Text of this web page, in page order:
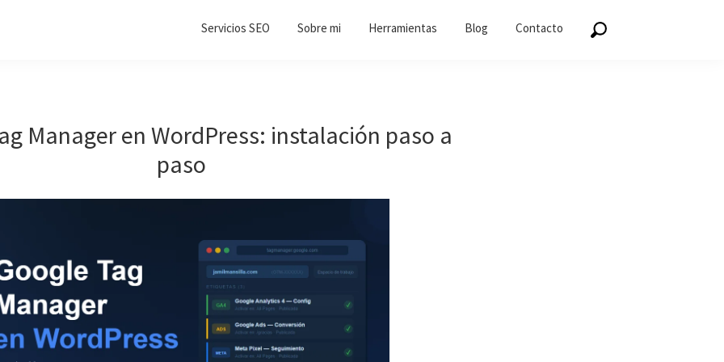
Servicios SEO Sobre mi Herramientas Blog Contacto
Manager en WordPress: instalación paso a
paso